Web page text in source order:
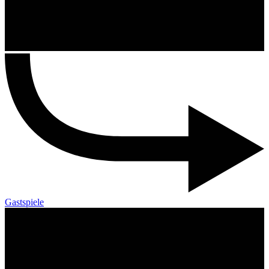
Gastspiele